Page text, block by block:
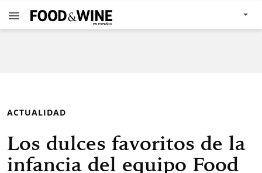
ACTUALIDAD
Los dulces favoritos de la
infancia del equipo Food